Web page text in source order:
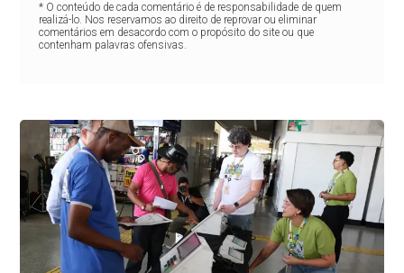
* O conteúdo de cada comentário é de responsabilidade de quem
realizá-lo. Nos reservamos ao direito de reprovar ou eliminar
comentários em desacordo com o propósito do site ou que
contenham palavras ofensivas.